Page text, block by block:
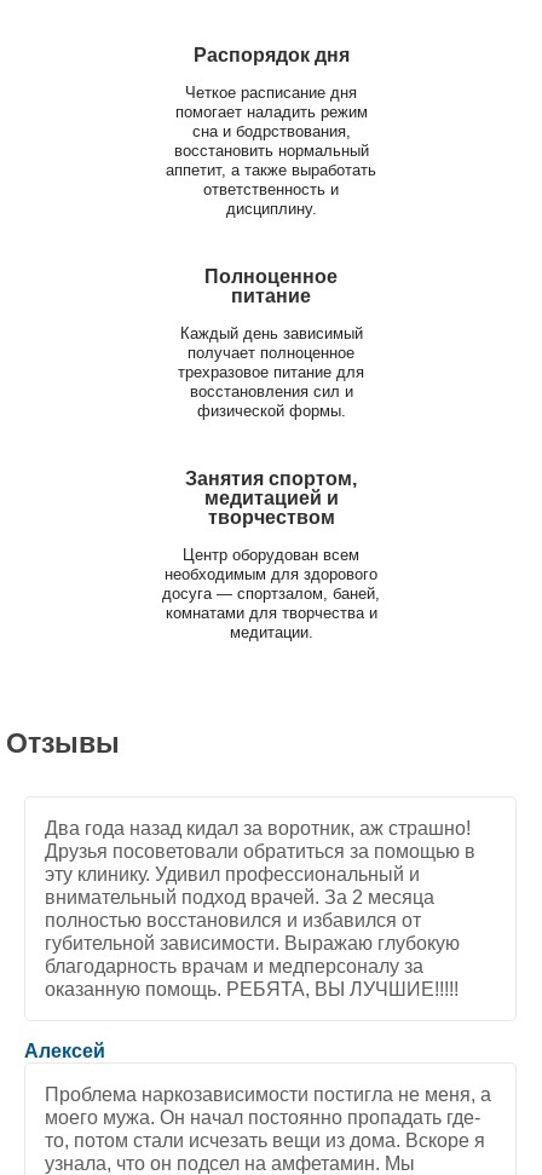
Распорядок дня
Четкое расписание дня
помогает наладить режим
сна и бодрствования,
восстановить нормальный
аппетит, а также выработать
ответственность и
дисциплину.
Полноценное
питание
Каждый день зависимый
получает полноценное
трехразовое питание для
восстановления сил и
физической формы.
Занятия спортом,
медитацией и
творчеством
Центр оборудован всем
необходимым для здорового
досуга — спортзалом, баней,
комнатами для творчества и
медитации.
Отзывы
Два года назад кидал за воротник, аж страшно!
Друзья посоветовали обратиться за помощью в
эту клинику. Удивил профессиональный и
внимательный подход врачей. За 2 месяца
полностью восстановился и избавился от
губительной зависимости. Выражаю глубокую
благодарность врачам и медперсоналу за
оказанную помощь. РЕБЯТА, ВЫ ЛУЧШИЕ!!!!!
Алексей
Проблема наркозависимости постигла не меня, а
моего мужа. Он начал постоянно пропадать где-
то, потом стали исчезать вещи из дома. Вскоре я
узнала, что он подсел на амфетамин. Мы